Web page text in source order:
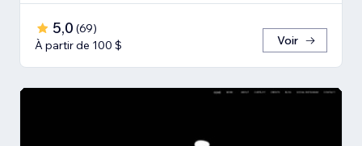
5,0 (69)
À partir de 100 $
Voir